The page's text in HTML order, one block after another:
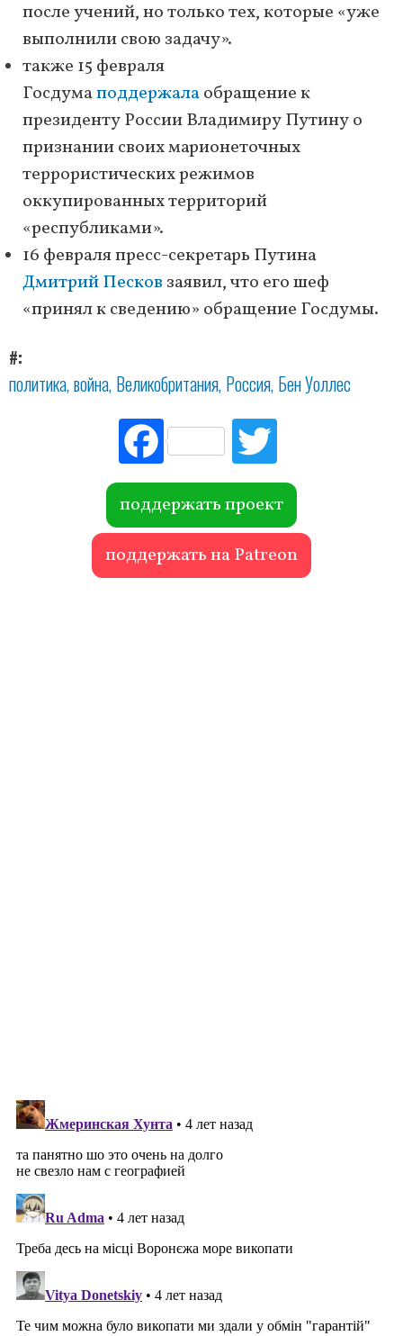
после учений, но только тех, которые «уже
выполнили свою задачу».
также 15 февраля
Госдумаподдержалаобращение к
президенту России Владимиру Путину о
признании своих марионеточных
террористических режимов
оккупированных территорий
«республиками».
16 февраля пресс-секретарь Путина
Дмитрий Песков заявил, что его шеф
«принял к сведению» обращение Госдумы.
#
политика война Великобритания Россия Бен Уоллес
Fac
ebo
ok r
поддержать проект
поддержать на Patreon